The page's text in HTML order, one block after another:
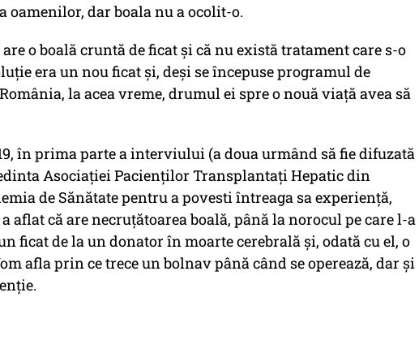
oamenilor, dar boala nu a ocolit-o.
o boală cruntă de ficat și că nu există tratament care s-o
era un nou ficat și, deși se începuse programul de
la acea vreme, drumul ei spre o nouă viață avea să
în prima parte a interviului (a doua urmând să fie difuzată
Asociației Pacienților Transplantați Hepatic din
de Sănătate pentru a povesti întreaga sa experiență,
aflat că are necruțătoarea boală, până la norocul pe care l-a
ficat de la un donator în moarte cerebrală și, odată cu el, o
afla prin ce trece un bolnav până când se operează, dar și